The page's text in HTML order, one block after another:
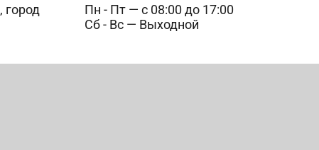
город
Пн - Пт — с 08:00 до 17:00
Сб - Вс — Выходной